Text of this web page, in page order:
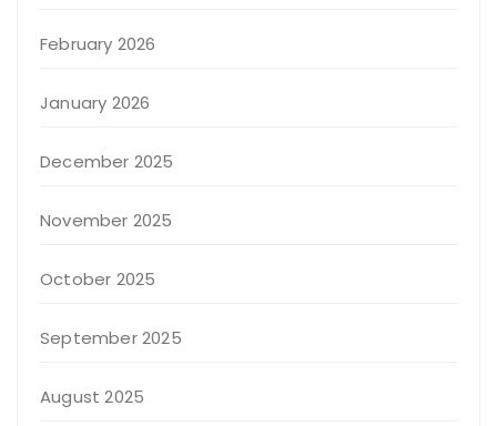
February 2026
January 2026
December 2025
November 2025
October 2025
September 2025
August 2025